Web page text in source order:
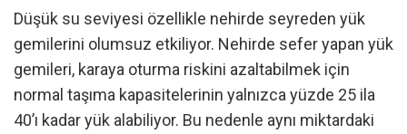
Düşük su seviyesi özellikle nehirde seyreden yük
gemilerini olumsuz etkiliyor. Nehirde sefer yapan yük
gemileri, karaya oturma riskini azaltabilmek için
normal taşıma kapasitelerinin yalnızca yüzde 25 ila
40’ı kadar yük alabiliyor. Bu nedenle aynı miktardaki